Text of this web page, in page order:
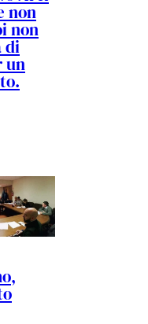
non
non
di
un